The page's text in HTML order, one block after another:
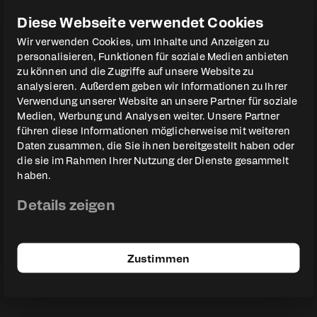
Diese Webseite verwendet Cookies
Wir verwenden Cookies, um Inhalte und Anzeigen zu
personalisieren, Funktionen für soziale Medien anbieten
zu können und die Zugriffe auf unsere Website zu
analysieren. Außerdem geben wir Informationen zu Ihrer
Verwendung unserer Website an unsere Partner für soziale
Medien, Werbung und Analysen weiter. Unsere Partner
führen diese Informationen möglicherweise mit weiteren
Daten zusammen, die Sie ihnen bereitgestellt haben oder
die sie im Rahmen Ihrer Nutzung der Dienste gesammelt
haben.
Details zeigen
Zustimmen
01 – App laden